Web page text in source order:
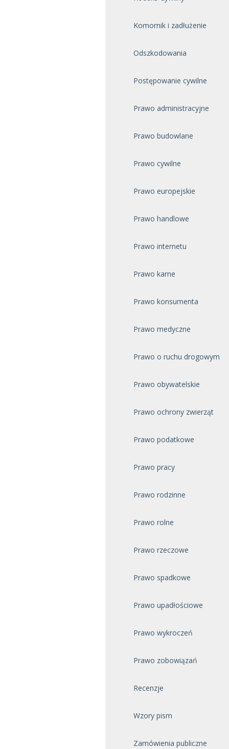
Komornik i zadłużenie
Odszkodowania
Postępowanie cywilne
Prawo administracyjne
Prawo budowlane
Prawo cywilne
Prawo europejskie
Prawo handlowe
Prawo internetu
Prawo karne
Prawo konsumenta
Prawo medyczne
Prawo o ruchu drogowym
Prawo obywatelskie
Prawo ochrony zwierząt
Prawo podatkowe
Prawo pracy
Prawo rodzinne
Prawo rolne
Prawo rzeczowe
Prawo spadkowe
Prawo upadłościowe
Prawo wykroczeń
Prawo zobowiązań
Recenzje
Wzory pism
Zamówienia publiczne